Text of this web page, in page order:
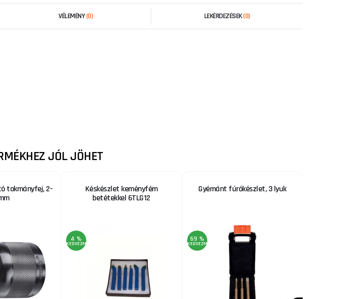
VÉLEMÉNY(0) LEKÉRDEZÉSEK(0)
JÓL JÖHET
tokmányfej, 2-
Késkészlet keményfém
betétekkel 6TLG12
4 %
KEDVEZMÉNY
Gyémánt fúrókészlet, 3 lyuk
69 %
KEDVEZMÉNY